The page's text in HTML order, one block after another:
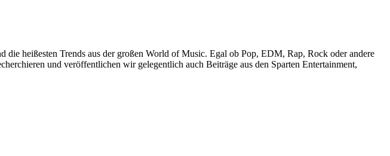
heißesten Trends aus der großen World of Music. Egal ob Pop, EDM, Rap, Rock oder andere
und veröffentlichen wir gelegentlich auch Beiträge aus den Sparten Entertainment,